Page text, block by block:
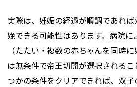
実際は、妊娠の経過が順調であれ
娩できる可能性はあります。病院に
（たたい・複数の赤ちゃんを同時
は無条件で帝王切開が選択されるこ
つかの条件をクリアできれば、双